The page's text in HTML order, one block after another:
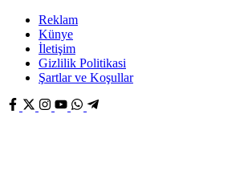
Reklam
Künye
İletişim
Gizlilik Politikasi
Şartlar ve Koşullar